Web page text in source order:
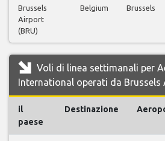
Brussels
Airport
(BRU)
Belgium Brussels
Voli di linea settimanali per
International operati da Brussels
il
paese
Destinazione